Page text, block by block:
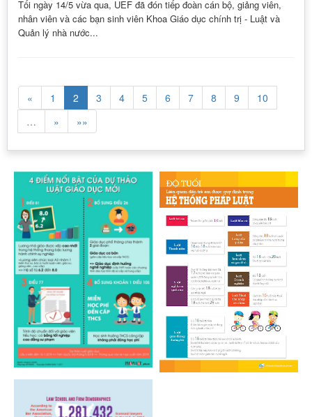
Tối ngày 14/5 vừa qua, UEF đã đón tiếp đoàn cán bộ, giảng viên,
nhân viên và các bạn sinh viên Khoa Giáo dục chính trị - Luật và
Quản lý nhà nước...
« 1 2 3 4 5 6 7 8 9
10
…
» »»